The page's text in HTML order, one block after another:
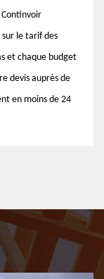
le tarif des
et chaque budget
devis auprès de
en moins de 24